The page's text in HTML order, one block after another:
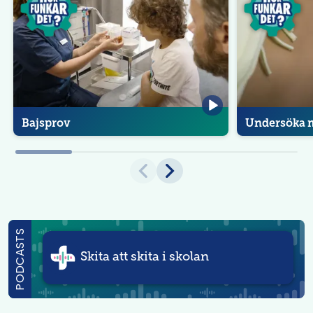
Bajsprov Undersöka
PODCASTS Skita att skita i skolan